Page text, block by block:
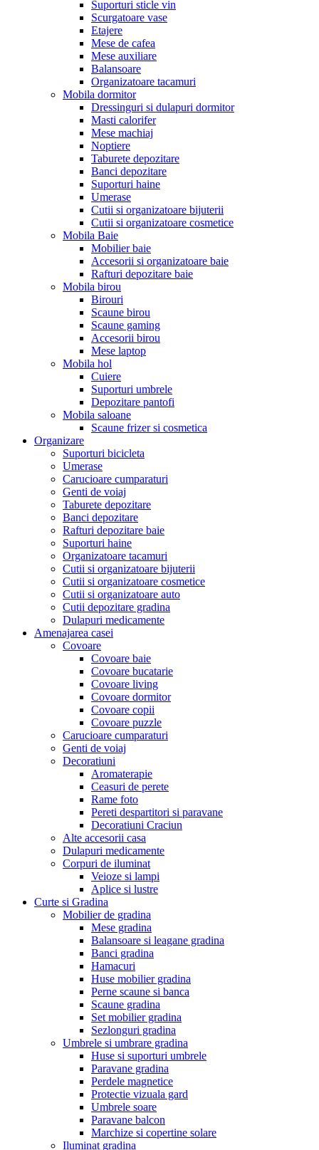
Suporturi sticle vin
Scurgatoare vase
Etajere
Mese de cafea
Mese auxiliare
Balansoare
Organizatoare tacamuri
Mobila dormitor
Dressinguri si dulapuri dormitor
Masti calorifer
Mese machiaj
Noptiere
Taburete depozitare
Banci depozitare
Suporturi haine
Umerase
Cutii si organizatoare bijuterii
Cutii si organizatoare cosmetice
Mobila Baie
Mobilier baie
Accesorii si organizatoare baie
Rafturi depozitare baie
Mobila birou
Birouri
Scaune birou
Scaune gaming
Accesorii birou
Mese laptop
Mobila hol
Cuiere
Suporturi umbrele
Depozitare pantofi
Mobila saloane
Scaune frizer si cosmetica
Organizare
Suporturi bicicleta
Umerase
Carucioare cumparaturi
Genti de voiaj
Taburete depozitare
Banci depozitare
Rafturi depozitare baie
Suporturi haine
Organizatoare tacamuri
Cutii si organizatoare bijuterii
Cutii si organizatoare cosmetice
Cutii si organizatoare auto
Cutii depozitare gradina
Dulapuri medicamente
Amenajarea casei
Covoare
Covoare baie
Covoare bucatarie
Covoare living
Covoare dormitor
Covoare copii
Covoare puzzle
Carucioare cumparaturi
Genti de voiaj
Decoratiuni
Aromaterapie
Ceasuri de perete
Rame foto
Pereti despartitori si paravane
Decoratiuni Craciun
Alte accesorii casa
Dulapuri medicamente
Corpuri de iluminat
Veioze si lampi
Aplice si lustre
Curte si Gradina
Mobilier de gradina
Mese gradina
Balansoare si leagane gradina
Banci gradina
Hamacuri
Huse mobilier gradina
Perne scaune si banca
Scaune gradina
Set mobilier gradina
Sezlonguri gradina
Umbrele si umbrare gradina
Huse si suporturi umbrele
Paravane gradina
Perdele magnetice
Protectie vizuala gard
Umbrele soare
Paravane balcon
Marchize si copertine solare
Iluminat gradina